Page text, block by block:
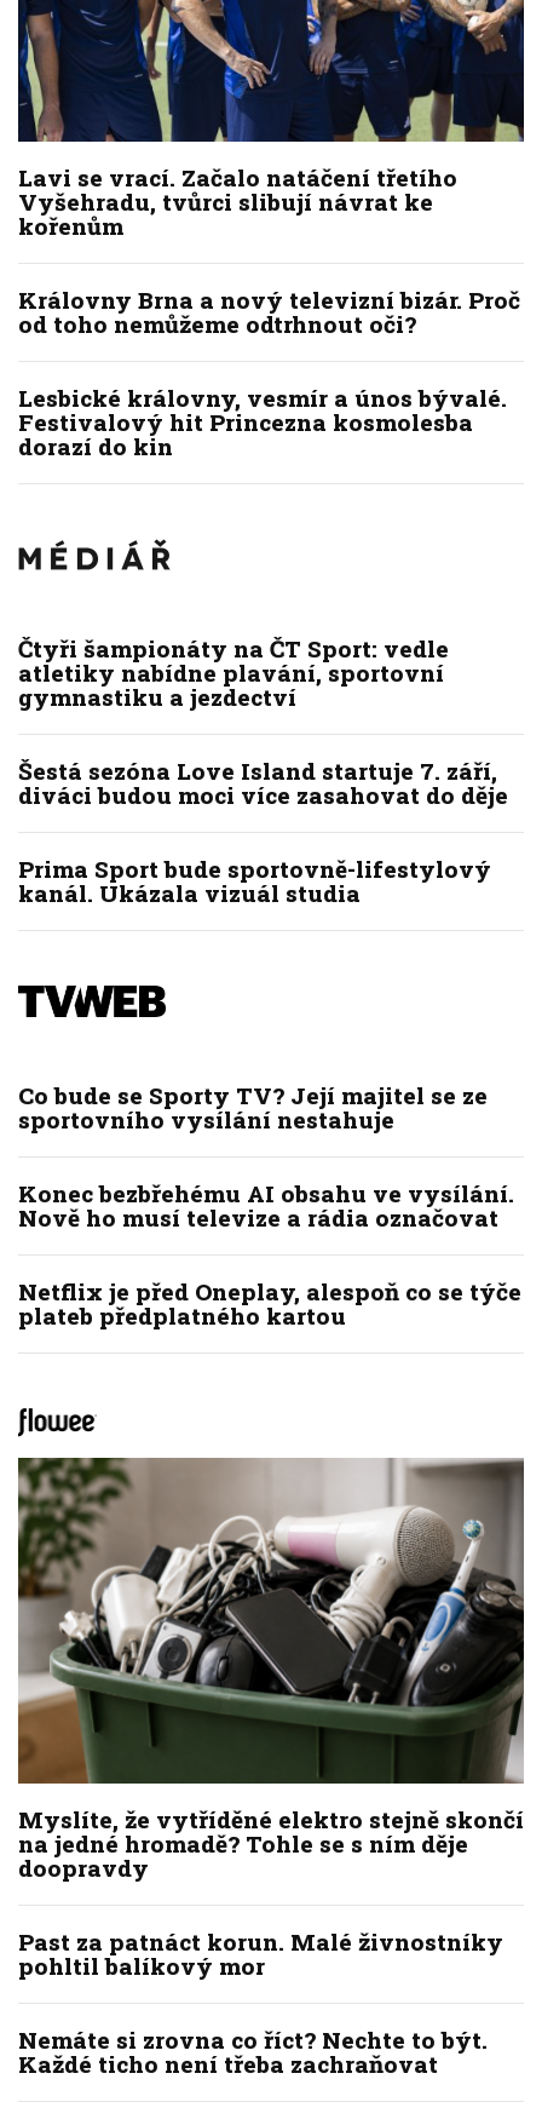
Lavi se vrací. Začalo natáčení třetího
Vyšehradu, tvůrci slibují návrat ke
kořenům
Královny Brna a nový televizní bizár. Proč
od toho nemůžeme odtrhnout oči?
Lesbické královny, vesmír a únos bývalé.
Festivalový hit Princezna kosmolesba
dorazí do kin
Čtyři šampionáty na ČT Sport: vedle
atletiky nabídne plavání, sportovní
gymnastiku a jezdectví
Šestá sezóna Love Island startuje 7. září,
diváci budou moci více zasahovat do děje
Prima Sport bude sportovně-lifestylový
kanál. Ukázala vizuál studia
Co bude se Sporty TV? Její majitel se ze
sportovního vysílání nestahuje
Konec bezbřehému AI obsahu ve vysílání.
Nově ho musí televize a rádia označovat
Netflix je před Oneplay, alespoň co se týče
plateb předplatného kartou
Myslíte, že vytříděné elektro stejně skončí
na jedné hromadě? Tohle se s ním děje
doopravdy
Past za patnáct korun. Malé živnostníky
pohltil balíkový mor
Nemáte si zrovna co říct? Nechte to být.
Každé ticho není třeba zachraňovat